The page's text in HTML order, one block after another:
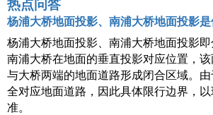
热点问答
杨浦大桥地面投影、南浦大桥地面投影是
杨浦大桥地面投影、南浦大桥地面投影即
南浦大桥在地面的垂直投影对应位置，
与大桥两端的地面道路形成闭合区域。
全对应地面道路，因此具体限行边界，
准。